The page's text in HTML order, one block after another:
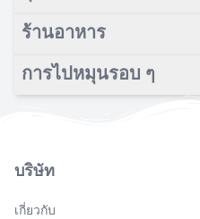
Bathrobe
Bathroom
Beach nearby
Buffet
Carpeted
ร้านอาหาร
การไปหมุนรอบ ๆ
บริษัท
เกี่ยวกับ